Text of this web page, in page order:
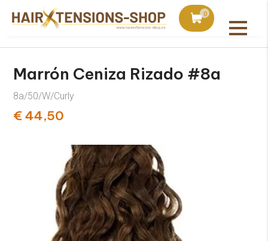
0
con pedidos superiores a 75€ Pedido hoy, enviado
Todos los productos
Marrón Ceniza Rizado #8a
8a/50/W/Curly
€ 44,50